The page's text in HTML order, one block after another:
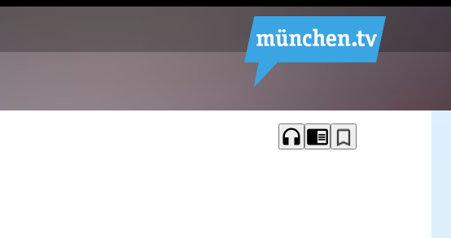
headphones chrome_reader_mode bookmark_border